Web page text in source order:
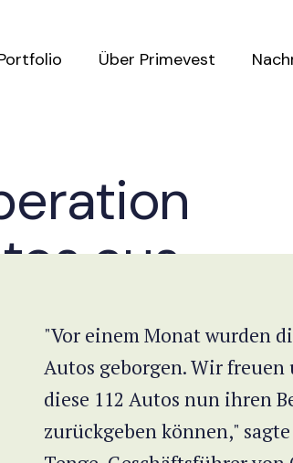
Über Primevest
aus
"Vor einem Monat wurden
Autos geborgen. Wir freuen
diese 112 Autos nun ihren
zurückgeben können,"